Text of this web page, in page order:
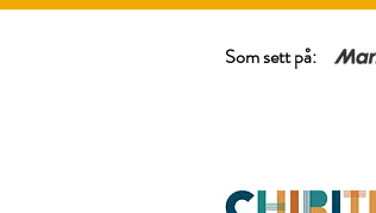
Som sett på: